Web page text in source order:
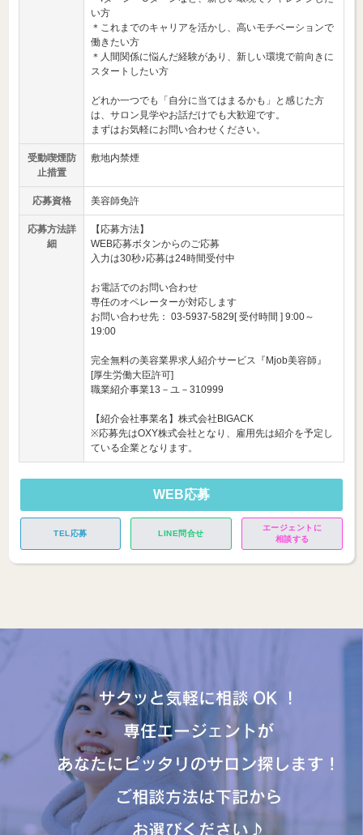
い方
＊これまでのキャリアを活かし、高いモチベーションで
働きたい方
＊人間関係に悩んだ経験があり、新しい環境で前向きに
スタートしたい方
どれか一つでも「自分に当てはまるかも」と感じた方
は、サロン見学やお話だけでも大歓迎です。
まずはお気軽にお問い合わせください。
受動喫煙防
止措置
敷地内禁煙
応募資格 美容師免許
応募方法詳
細
【応募方法】
WEB応募ボタンからのご応募
入力は30秒♪応募は24時間受付中
お電話でのお問い合わせ
専任のオペレーターが対応します
お問い合わせ先： 03-5937-5829[ 受付時間 ] 9:00～
19:00
完全無料の美容業界求人紹介サービス『Mjob美容師』
[厚生労働大臣許可]
職業紹介事業13－ユ－310999
【紹介会社事業名】株式会社BIGACK
※応募先はOXY株式会社となり、雇用先は紹介を予定し
ている企業となります。
WEB応募
TEL応募 LINE問合せ
エージェントに
相談する